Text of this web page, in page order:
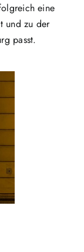
eine
und zu der
passt.